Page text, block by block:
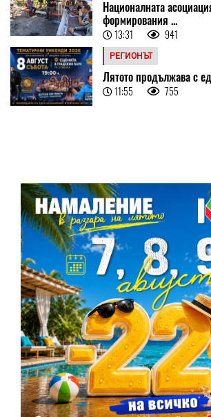
Националната
формирования ...
13:31 941
РЕГИОНЪТ
Лятото продължава с
11:55 755